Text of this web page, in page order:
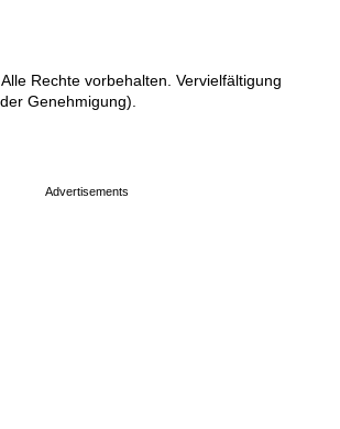
Rechte vorbehalten. Vervielfältigung
Genehmigung).